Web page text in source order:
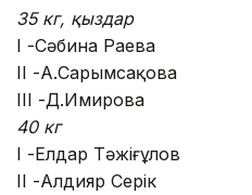
35 кг, қыздар
I -Сәбина Раева
II -А.Сарымсақова
III -Д.Имирова
40 кг
I -Елдар Тәжіғұлов
II -Алдияр Серік